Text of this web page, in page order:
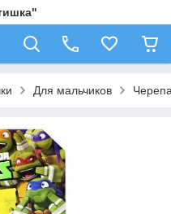
Для мальчиков